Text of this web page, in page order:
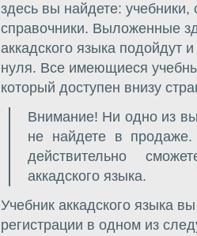
здесь вы найдете: учебники,
справочники. Выложенные
аккадского языка подойдут
нуля. Все имеющиеся
который доступен внизу
Внимание! Ни одно из
не найдете в
действительно
аккадского языка.
Учебник аккадского языка
регистрации в одном из